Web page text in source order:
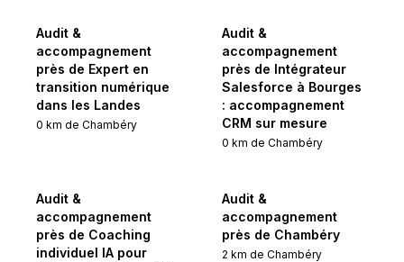
Audit &
accompagnement
près de Expert en
transition numérique
dans les Landes
0 km de Chambéry
Audit &
accompagnement
près de Intégrateur
Salesforce à Bourges
: accompagnement
CRM sur mesure
0 km de Chambéry
Audit &
accompagnement
près de Coaching
individuel IA pour
Audit &
accompagnement
près de Chambéry
2 km de Chambéry